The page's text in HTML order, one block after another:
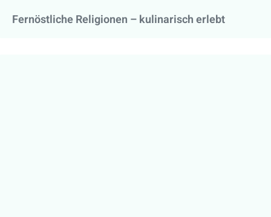
Fernöstliche Religionen – kulinarisch erlebt